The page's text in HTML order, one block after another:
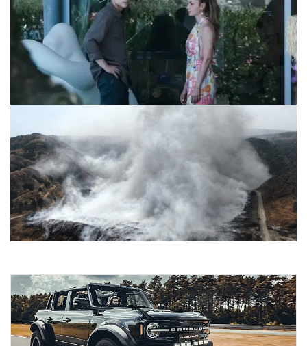
TV yayın akışı 26 Temmuz Pazar! Bugün hangi kanalda ne
var?
26.07.2026 10:38
Amasya’da Katı Atık Sahasında Devam Eden Yangın Kentte
Yoğun Duman ve Kokuya Neden Oluyor
25.07.2026 11:39